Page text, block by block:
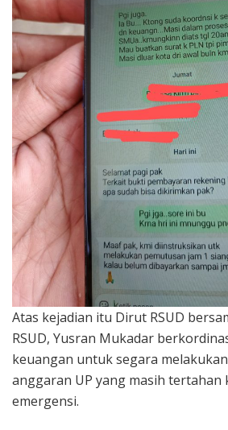
Atas kejadian itu Dirut RSUD
RSUD, Yusran Mukadar
keuangan untuk segara
anggaran UP yang masih tertahan
emergensi.